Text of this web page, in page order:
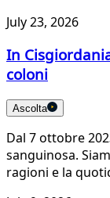
July 23, 2026
In
coloni
Ascolta
Dal 7 ottobre
sanguinosa.
ragioni e la